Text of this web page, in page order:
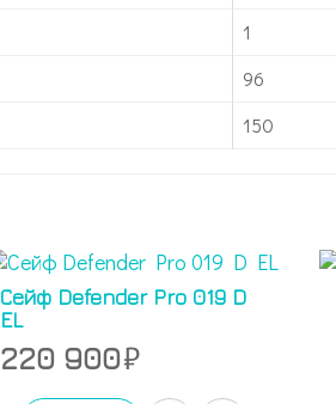
1
96
150
Сейф Defender Pro 019 D
EL
220 900